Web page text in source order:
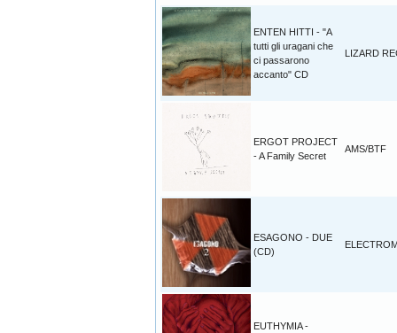
ENTEN HITTI - "A
tutti gli uragani che
ci passarono
accanto" CD
LIZARD
ERGOT PROJECT
- A Family Secret
AMS/BTF
ESAGONO - DUE
(CD)
EUTHYMIA -